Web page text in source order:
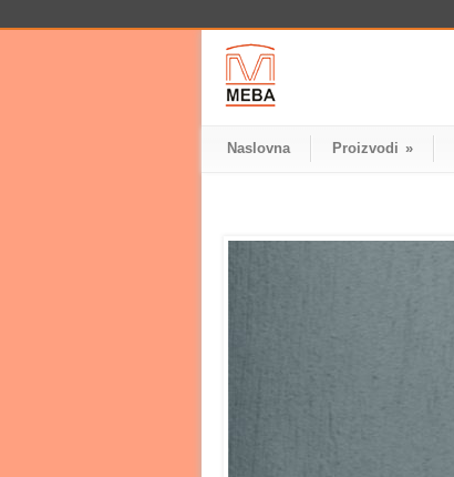
Naslovna Proizvodi »